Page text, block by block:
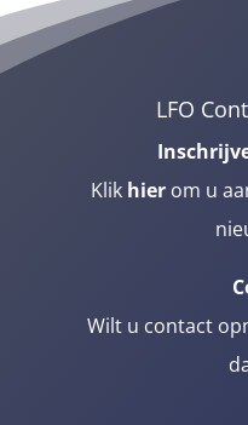
LFO
Klik hier om u
Wilt u contact